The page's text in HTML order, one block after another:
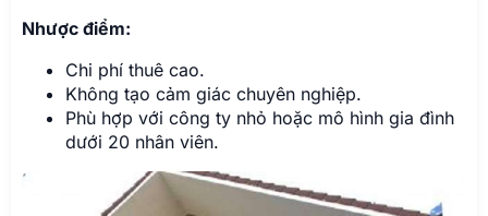
Nhược điểm:
Chi phí thuê cao.
Không tạo cảm giác chuyên nghiệp.
Phù hợp với công ty nhỏ hoặc mô hình gia đình
dưới 20 nhân viên.